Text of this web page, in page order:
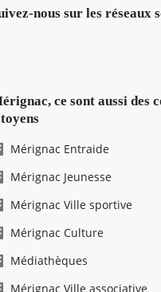
nous sur les réseaux
ce sont aussi des
Mérignac Entraide
Mérignac Jeunesse
Mérignac Ville sportive
Mérignac Culture
Médiathèques
Mérignac Ville associative